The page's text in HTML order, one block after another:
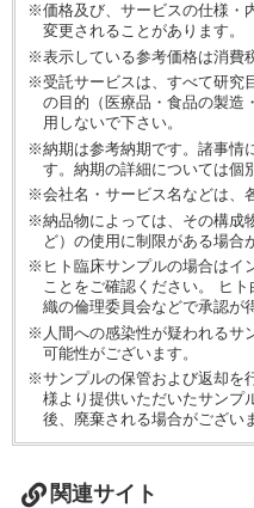
※価格及び、サービスの仕様・
変更されることがあります。
※表示している参考価格は消費
※受託サービスは、すべて研究
の目的（医療品・食品の製造
用しないで下さい。
※納期は参考納期です。諸事情
す。納期の詳細については個
※会社名・サービス名などは、
※納品物によっては、その構成
ど）の使用に制限がある場合
※ヒト臨床サンプルの場合はイ
ことをご確認ください。 ヒ
織の倫理委員会などで承認が
※人間への感染性が疑われるサ
可能性がございます。
※サンプルの保管および返却を
様より提供いただいたサンプ
後、廃棄される場合がござい
関連サイト